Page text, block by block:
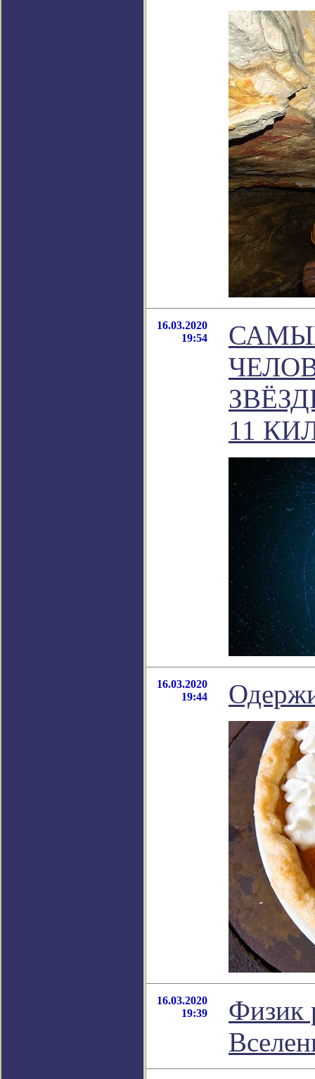
16.03.2020
19:54
11
16.03.2020
19:44
16.03.2020
19:39
Физик